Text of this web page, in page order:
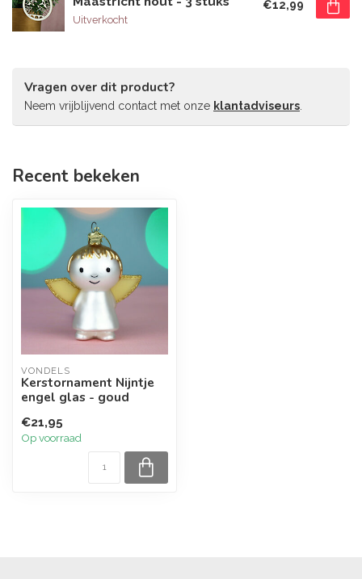
Uitverkocht
€12,99
Vragen over dit product?
Neem vrijblijvend contact met onze klantadviseurs
Recent bekeken
VONDELS
Kerstornament Nijntje
engel glas - goud
€21,95
Op voorraad